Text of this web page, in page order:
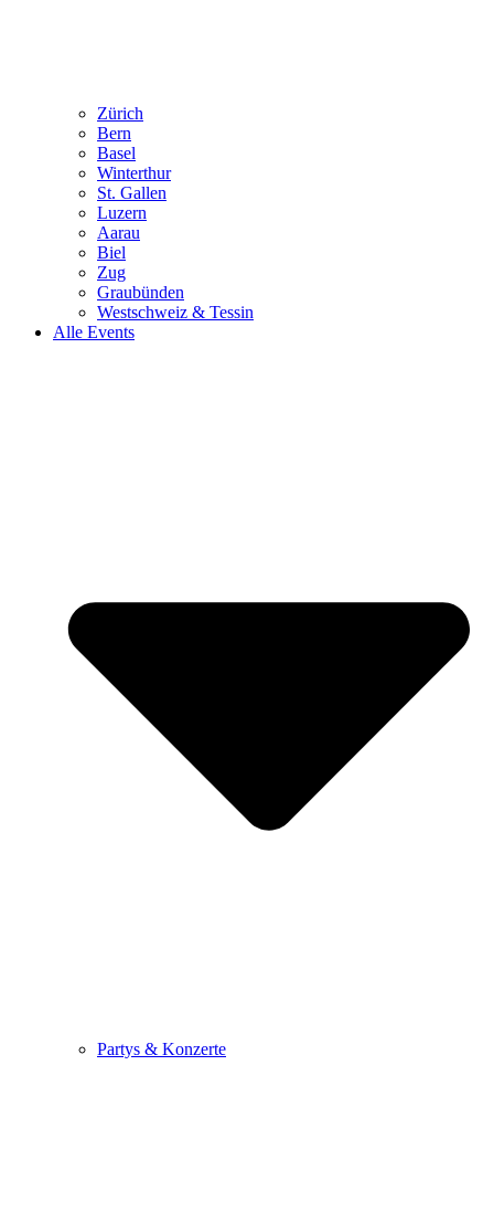
Zürich
Bern
Basel
Winterthur
St. Gallen
Luzern
Aarau
Biel
Zug
Graubünden
Westschweiz & Tessin
Alle Events
Partys & Konzerte